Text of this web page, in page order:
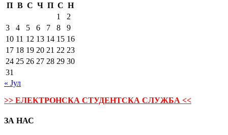
П В С Ч П С Н
1
2
3
4 5 6 7 8
9
10 11 12 13 14 15 16
17 18 19 20 21 22 23
24 25 26 27 28 29 30
31
« Јул
>> ЕЛЕКТРОНСКА СТУДЕНТСКА СЛУЖБА <<
ЗА НАС